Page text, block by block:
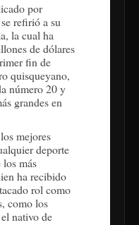
por
refirió a su
la cual ha
de dólares
fin de
quisqueyano,
número 20 y
grandes en
mejores
deporte
más
ha recibido
rol como
como los
nativo de